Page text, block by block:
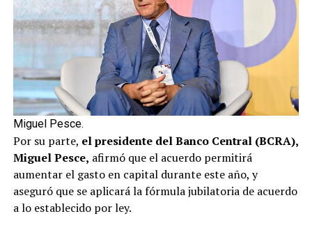
Miguel Pesce.
Por su parte, el presidente del Banco Central (BCRA),
Miguel Pesce, afirmó que el acuerdo permitirá
aumentar el gasto en capital durante este año, y
aseguró que se aplicará la fórmula jubilatoria de acuerdo
a lo establecido por ley.